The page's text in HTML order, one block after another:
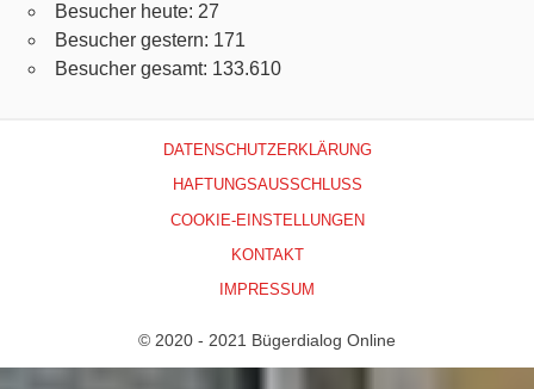
Besucher heute: 27
Besucher gestern: 171
Besucher gesamt: 133.610
DATENSCHUTZERKLÄRUNG
HAFTUNGSAUSSCHLUSS
COOKIE-EINSTELLUNGEN
KONTAKT
IMPRESSUM
© 2020 - 2021 Bügerdialog Online